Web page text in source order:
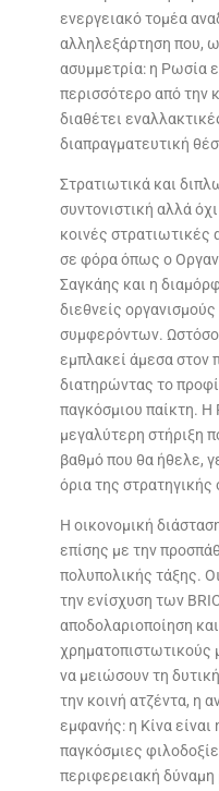
ενεργειακό τομέα
αλληλεξάρτηση που,
ασυμμετρία: η Ρωσία
περισσότερο από την
διαθέτει
διαπραγματευτική
Στρατιωτικά και
συντονιστική αλλά
κοινές στρατιωτικές
σε φόρα όπως ο
Σαγκάης και η
διεθνείς
συμφερόντων.
εμπλακεί άμεσα στον
διατηρώντας το
παγκόσμιου παίκτη.
μεγαλύτερη στήριξη
βαθμό που θα ήθελε,
όρια της
Η οικονομική
επίσης με την
πολυπολικής τάξης.
την ενίσχυση των
αποδολαριοποίηση
χρηματοπιστωτικούς
να μειώσουν τη
την κοινή ατζέντα, η
εμφανής: η Κίνα
παγκόσμιες
περιφερειακή δύναμη